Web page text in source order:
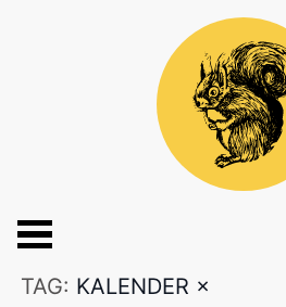
TAG: KALENDER ×